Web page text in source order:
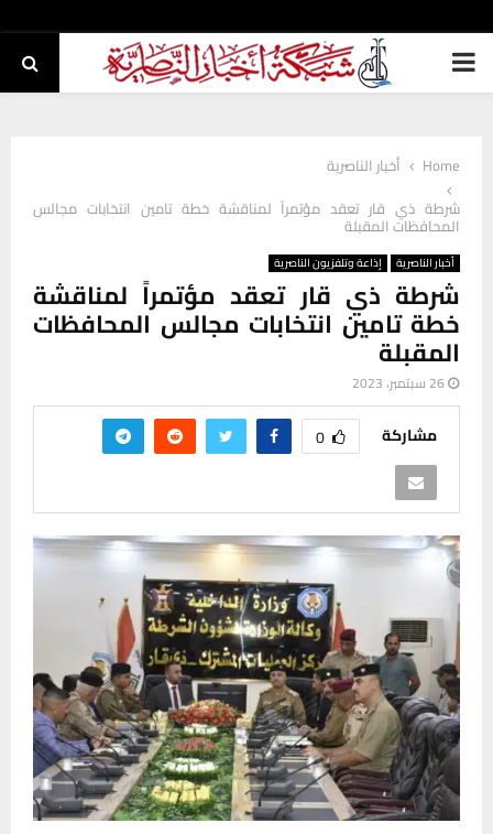
PRIMARY
Home
أخبار الناصرية
شرطة ذي قار تعقد مؤتمراً لمناقشة خطة تامين انتخابات مجالس
المحافظات المقبلة
أخبار الناصرية إذاعة وتلفزيون الناصرية
شرطة ذي قار تعقد مؤتمراً لمناقشة
خطة تامين انتخابات مجالس المحافظات
المقبلة
26 سبتمبر، 2023
مشاركة 0